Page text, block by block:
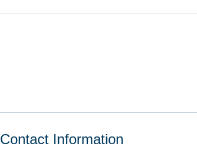
Contact Information